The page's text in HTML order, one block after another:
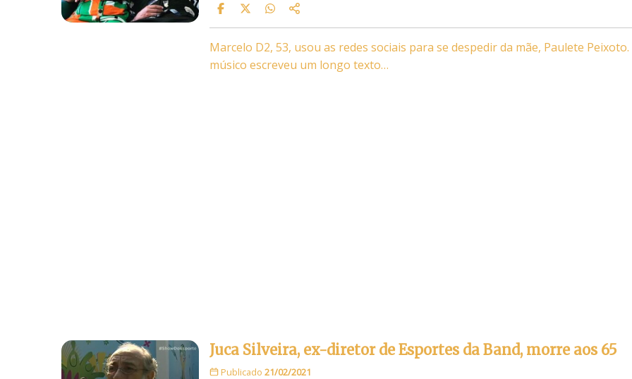
Marcelo D2, 53, usou as redes sociais para se despedir da mãe, Paulete Peixoto.
músico escreveu um longo texto…
Juca Silveira, ex-diretor de Esportes da Band, morre aos 65
Publicado 21/02/2021